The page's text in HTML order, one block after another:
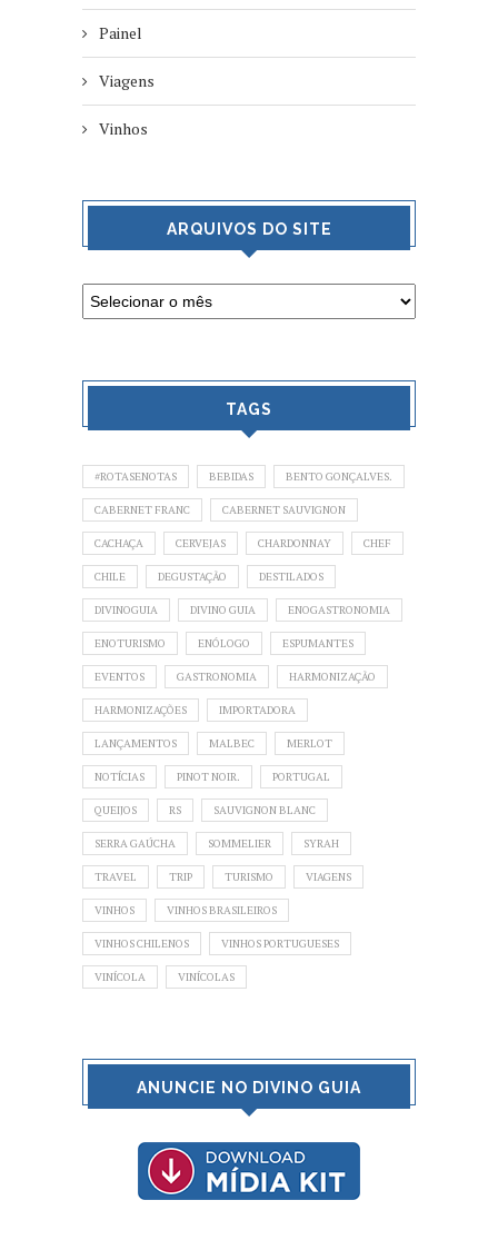
Painel
Viagens
Vinhos
ARQUIVOS DO SITE
TAGS
#ROTASENOTAS BEBIDAS BENTO GONÇALVES.
CABERNET FRANC CABERNET SAUVIGNON
CACHAÇA CERVEJAS CHARDONNAY CHEF
CHILE DEGUSTAÇÃO DESTILADOS
DIVINOGUIA DIVINO GUIA ENOGASTRONOMIA
ENOTURISMO ENÓLOGO ESPUMANTES
EVENTOS GASTRONOMIA HARMONIZAÇÃO
HARMONIZAÇÕES IMPORTADORA
LANÇAMENTOS MALBEC MERLOT
NOTÍCIAS PINOT NOIR. PORTUGAL
QUEIJOS RS SAUVIGNON BLANC
SERRA GAÚCHA SOMMELIER SYRAH
TRAVEL TRIP TURISMO VIAGENS
VINHOS VINHOS BRASILEIROS
VINHOS CHILENOS VINHOS PORTUGUESES
VINÍCOLA VINÍCOLAS
ANUNCIE NO DIVINO GUIA